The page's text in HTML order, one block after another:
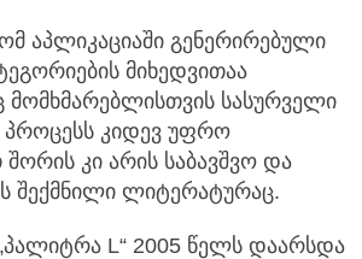
აპლიკაციაში გენერირებული
მიხედვითაა
სასურველი
პროცესს კიდევ უფრო
შორის კი არის საბავშვო და
შექმნილი ლიტერატურაც.
L“ 2005 წელს დაარსდა